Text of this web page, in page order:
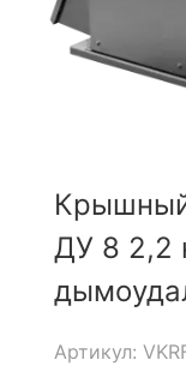
ДУ 8 2,2
Артикул: